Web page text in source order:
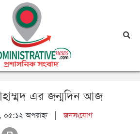
এর জন্মদিন আজ
০৫:১২ অপরাহ্ন|জনসংযোগ